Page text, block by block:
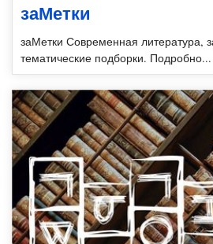
заМетки
заМетки Современная литература,
тематические подборки. Подробно...